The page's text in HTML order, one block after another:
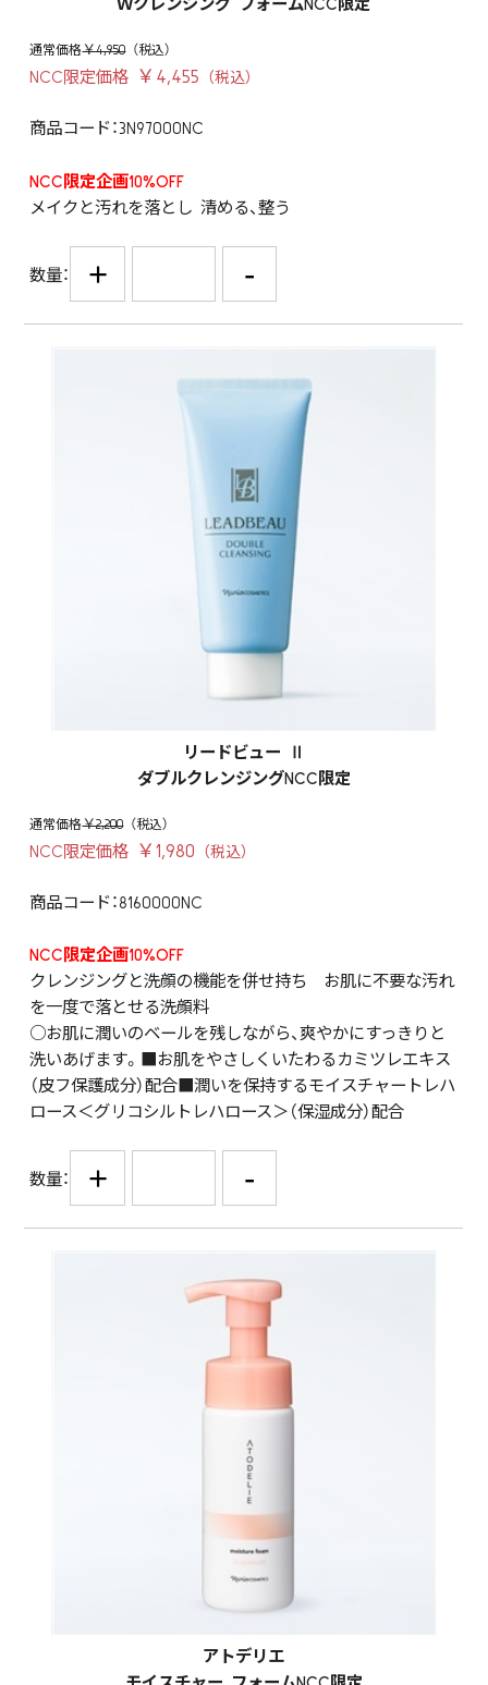
Ｗクレンジング フォームNCC限定
￥4,950
NCC限定価格 ￥4,455
商品コード：3N97000NC
NCC限定企画10%OFF
メイクと汚れを落とし 清める、整う
数量： + -
リードビュー Ⅱ
ダブルクレンジングNCC限定
￥2,200
NCC限定価格 ￥1,980
商品コード：8160000NC
NCC限定企画10%OFF
クレンジングと洗顔の機能を併せ持ち お肌に不要な汚れ
を一度で落とせる洗顔料
○お肌に潤いのベールを残しながら、爽やかにすっきりと
洗いあげます。■お肌をやさしくいたわるカミツレエキス
（皮フ保護成分）配合■潤いを保持するモイスチャートレハ
ロース＜グリコシルトレハロース＞（保湿成分）配合
数量： + -
アトデリエ